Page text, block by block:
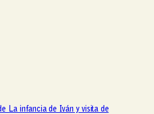
La infancia de Iván y visita de